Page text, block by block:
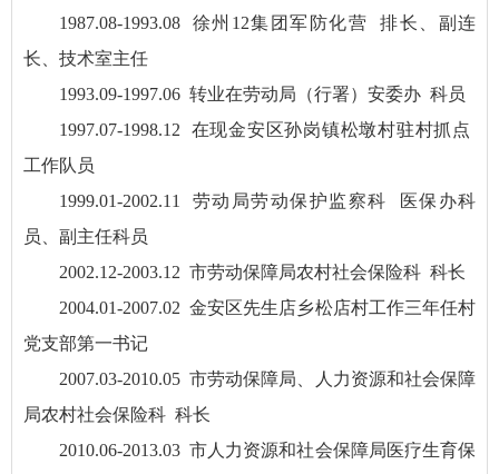
1987.08-1993.08 徐州12集团军防化营 排长、副连
长、技术室主任
1993.09-1997.06 转业在劳动局（行署）安委办 科员
1997.07-1998.12 在现金安区孙岗镇松墩村驻村抓点
工作队员
1999.01-2002.11 劳动局劳动保护监察科 医保办科
员、副主任科员
2002.12-2003.12 市劳动保障局农村社会保险科 科长
2004.01-2007.02 金安区先生店乡松店村工作三年任村
党支部第一书记
2007.03-2010.05 市劳动保障局、人力资源和社会保障
局农村社会保险科 科长
2010.06-2013.03 市人力资源和社会保障局医疗生育保